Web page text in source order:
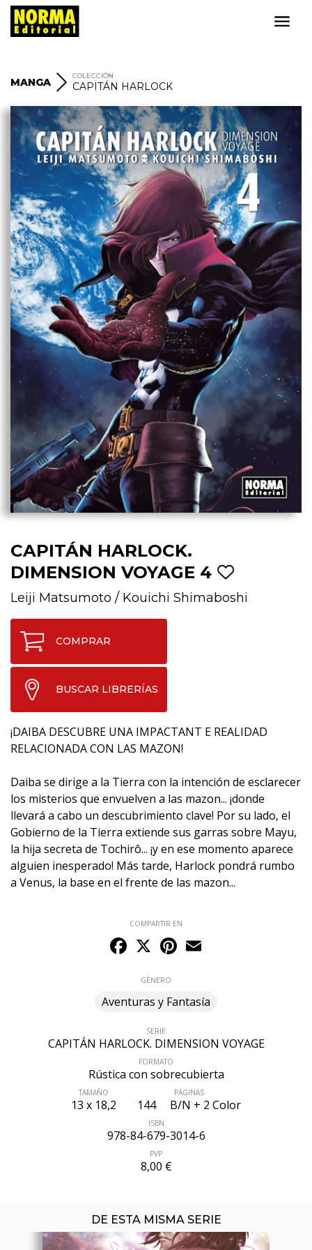
MANGA
COLECCIÓN
CAPITÁN HARLOCK
CAPITÁN HARLOCK.
DIMENSION VOYAGE 4
Leiji Matsumoto / Kouichi Shimaboshi
COMPRAR
BUSCAR LIBRERÍAS
¡DAIBA DESCUBRE UNA IMPACTANT E REALIDAD
RELACIONADA CON LAS MAZON!
Daiba se dirige a la Tierra con la intención de esclarecer
los misterios que envuelven a las mazon... ¡donde
llevará a cabo un descubrimiento clave! Por su lado, el
Gobierno de la Tierra extiende sus garras sobre Mayu,
la hija secreta de Tochirô... ¡y en ese momento aparece
alguien inesperado! Más tarde, Harlock pondrá rumbo
a Venus, la base en el frente de las mazon...
COMPARTIR EN
Facebook
X Pinterest
GÉNERO
Aventuras y Fantasía
SERIE
CAPITÁN HARLOCK. DIMENSION VOYAGE
FORMATO
Rústica con sobrecubierta
TAMAÑO
13 x 18,2
PÁGINAS
144 B/N + 2 Color
ISBN
978-84-679-3014-6
PVP
8,00 €
DE ESTA MISMA SERIE
ÚLTIMO NÚMERO PUBLICADO